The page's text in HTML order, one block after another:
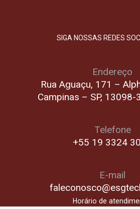
SIGA NOSSAS REDES
Endereço
Rua Aguaçu, 171 –
Campinas – SP,
Telefone
+55 19 3324
E-mail
Horário de